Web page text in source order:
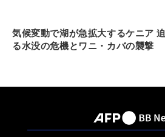
気候変動で湖が急拡大するケニア 迫
る水没の危機とワニ・カバの襲撃